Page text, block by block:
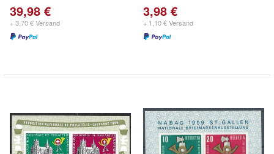
39,98 €
+ 3,70 € Versand
3,98 €
+ 1,10 € Versand